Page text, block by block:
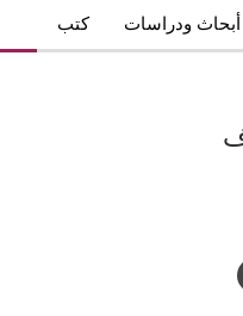
أبحاث ودراسات كتب